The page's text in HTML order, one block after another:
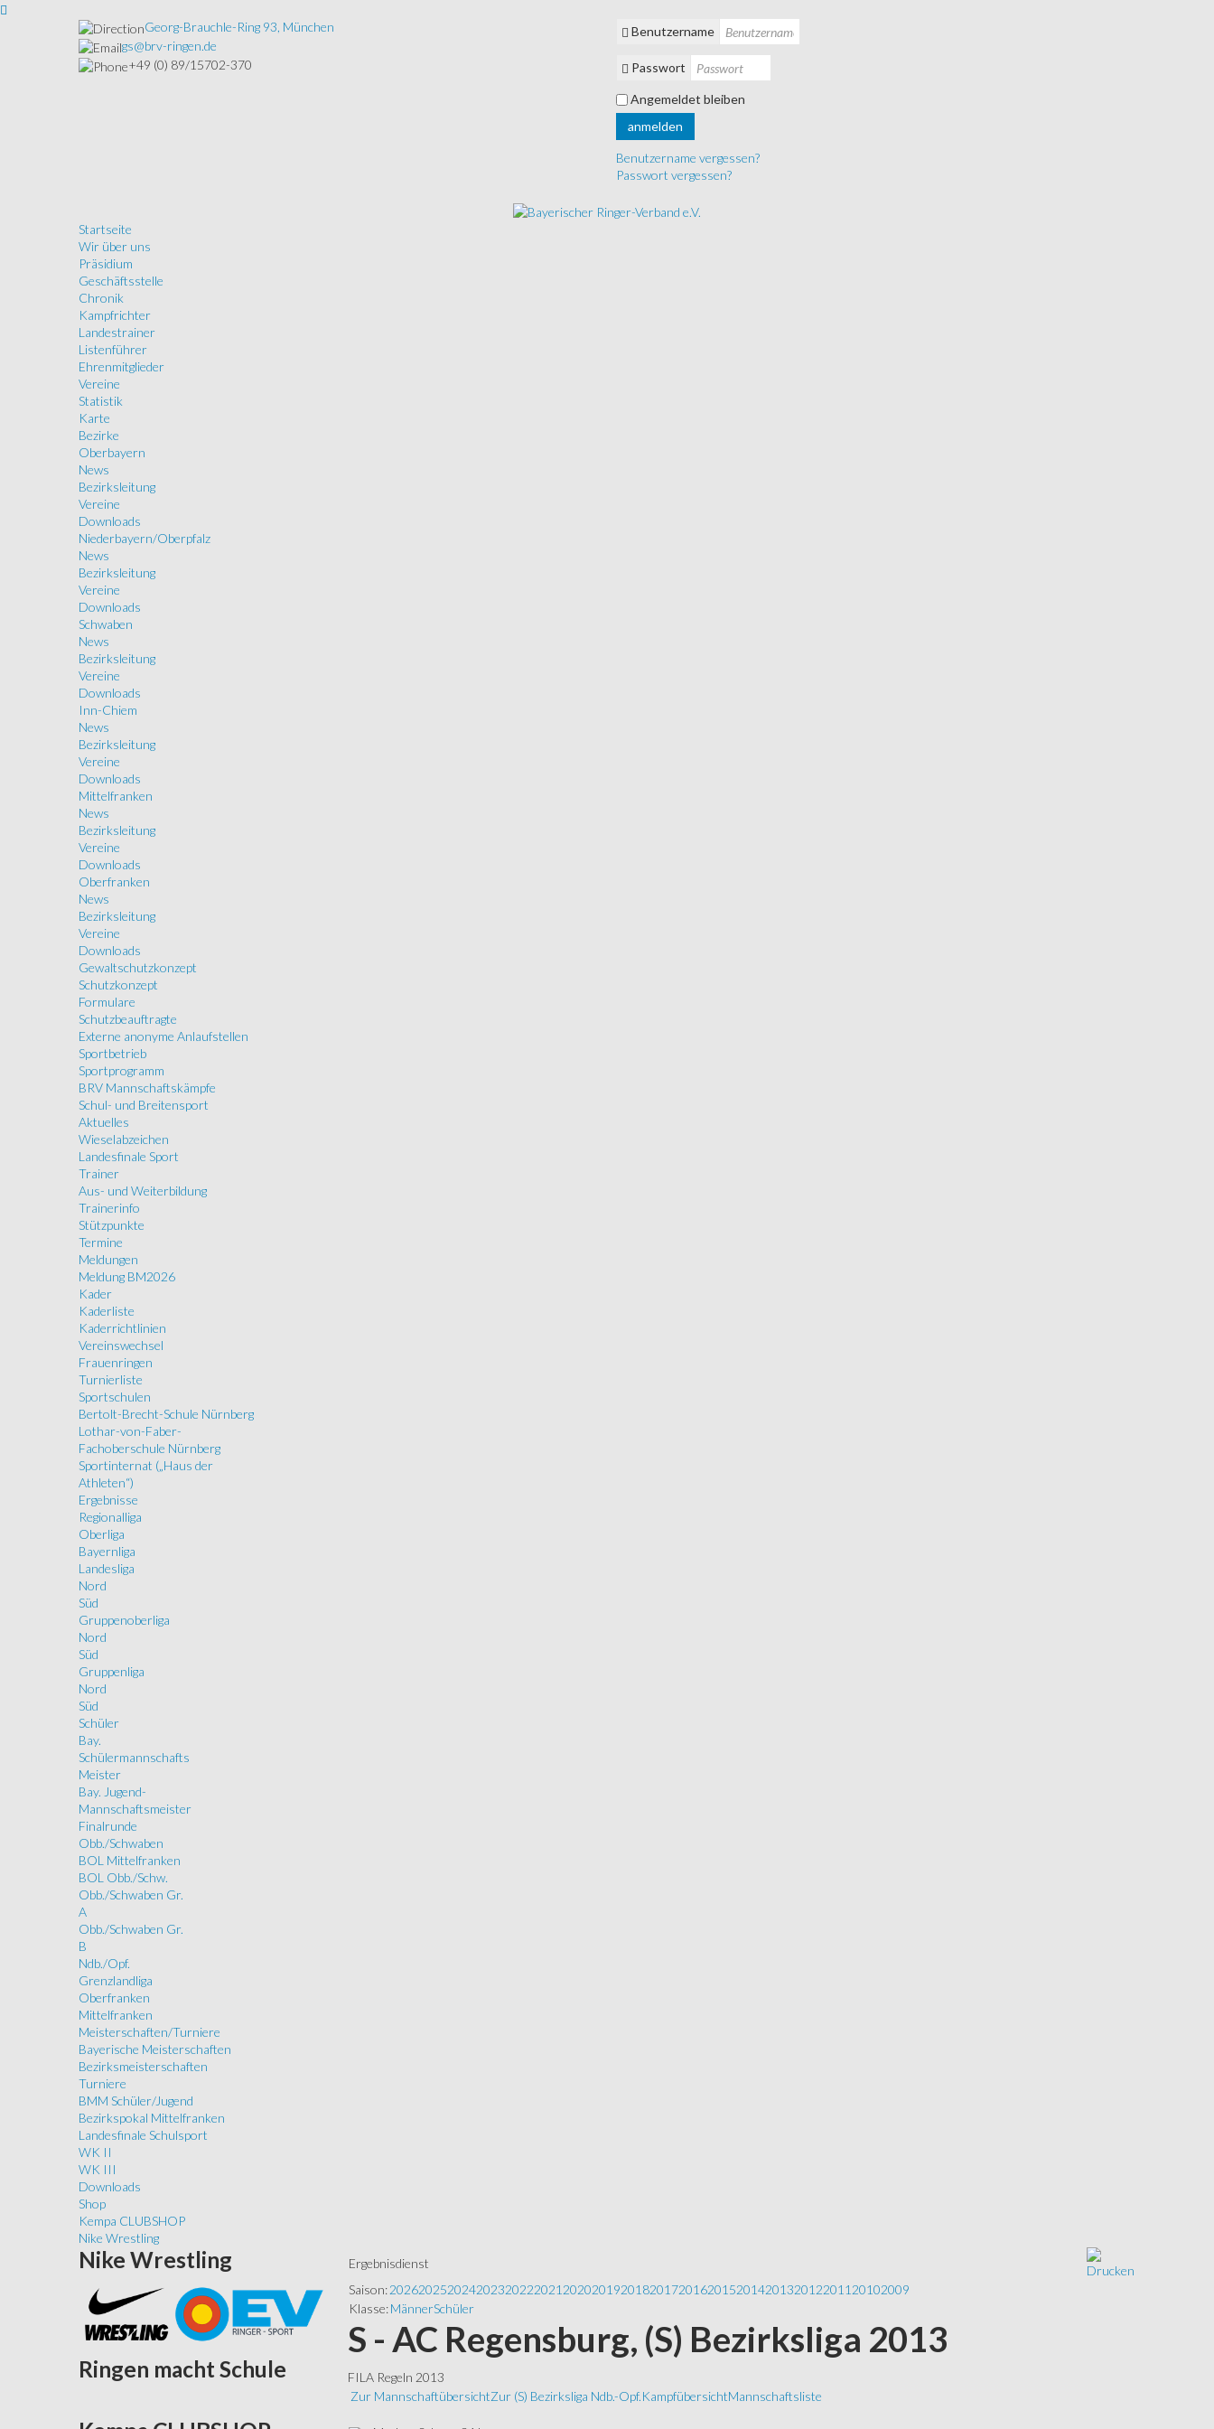
Georg-Brauchle-Ring 93, München
gs@brv-ringen.de
+49 (0) 89/15702-370
Benutzername
Passwort
Angemeldet bleiben
anmelden
Benutzername vergessen?
Passwort vergessen?
Startseite
Wir über uns
Präsidium
Geschäftsstelle
Chronik
Kampfrichter
Landestrainer
Listenführer
Ehrenmitglieder
Vereine
Statistik
Karte
Bezirke
Oberbayern
News
Bezirksleitung
Vereine
Downloads
Niederbayern/Oberpfalz
News
Bezirksleitung
Vereine
Downloads
Schwaben
News
Bezirksleitung
Vereine
Downloads
Inn-Chiem
News
Bezirksleitung
Vereine
Downloads
Mittelfranken
News
Bezirksleitung
Vereine
Downloads
Oberfranken
News
Bezirksleitung
Vereine
Downloads
Gewaltschutzkonzept
Schutzkonzept
Formulare
Schutzbeauftragte
Externe anonyme Anlaufstellen
Sportbetrieb
Sportprogramm
BRV Mannschaftskämpfe
Schul- und Breitensport
Aktuelles
Wieselabzeichen
Landesfinale Sport
Trainer
Aus- und Weiterbildung
Trainerinfo
Stützpunkte
Termine
Meldungen
Meldung BM2026
Kader
Kaderliste
Kaderrichtlinien
Vereinswechsel
Frauenringen
Turnierliste
Sportschulen
Bertolt-Brecht-Schule Nürnberg
Lothar-von-Faber-
Fachoberschule Nürnberg
Sportinternat („Haus der
Athleten“)
Ergebnisse
Regionalliga
Oberliga
Bayernliga
Landesliga
Nord
Süd
Gruppenoberliga
Nord
Süd
Gruppenliga
Nord
Süd
Schüler
Bay.
Schülermannschafts
Meister
Bay. Jugend-
Mannschaftsmeister
Finalrunde
Obb./Schwaben
BOL Mittelfranken
BOL Obb./Schw.
Obb./Schwaben Gr.
A
Obb./Schwaben Gr.
B
Ndb./Opf.
Grenzlandliga
Oberfranken
Mittelfranken
Meisterschaften/Turniere
Bayerische Meisterschaften
Bezirksmeisterschaften
Turniere
BMM Schüler/Jugend
Bezirkspokal Mittelfranken
Landesfinale Schulsport
WK II
WK III
Downloads
Shop
Kempa CLUBSHOP
Nike Wrestling
Ergebnisdienst
Saison: 202620252024202320222021 2020201920182017201620152014201320122011 20102009
Klasse: MännerSchüler
S - AC Regensburg, (S) Bezirksliga 2013
FILA Regeln 2013
Zur MannschaftübersichtZur (S) Bezirksliga Ndb.-Opf.KampfübersichtMannschaftsliste
Nike Wrestling
Ringen macht Schule